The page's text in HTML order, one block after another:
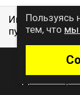
Информация
публичной
©
Пользуясь
тем, что мы